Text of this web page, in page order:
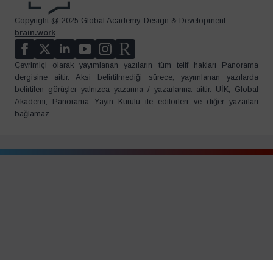
Copyright @ 2025 Global Academy. Design & Development
brain.work
Çevrimiçi olarak yayımlanan yazıların tüm telif hakları Panorama
dergisine aittir. Aksi belirtilmediği sürece, yayımlanan yazılarda
belirtilen görüşler yalnızca yazarına / yazarlarına aittir. UİK, Global
Akademi, Panorama Yayın Kurulu ile editörleri ve diğer yazarları
bağlamaz.